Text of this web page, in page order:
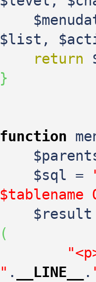
$list ,
return
}
function
$sql =
$tablename
$result
(
" . __LINE__ .